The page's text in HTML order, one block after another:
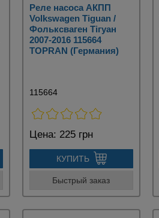
Реле насоса АКПП
Volkswagen Tiguan /
Фольксваген Тігуан
2007-2016 115664
TOPRAN (Германия)
115664
Цена: 225 грн
КУПИТЬ
Быстрый заказ